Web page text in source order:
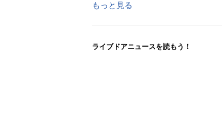
もっと見る
ライブドアニュースを読もう！